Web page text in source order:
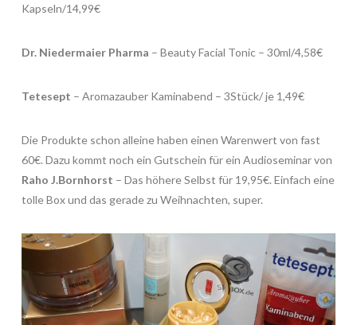
Kapseln/14,99€
Dr. Niedermaier Pharma – Beauty Facial Tonic – 30ml/4,58€
Tetesept – Aromazauber Kaminabend – 3Stück/ je 1,49€
Die Produkte schon alleine haben einen Warenwert von fast
60€. Dazu kommt noch ein Gutschein für ein Audioseminar von
Raho J.Bornhorst – Das höhere Selbst für 19,95€. Einfach eine
tolle Box und das gerade zu Weihnachten, super.